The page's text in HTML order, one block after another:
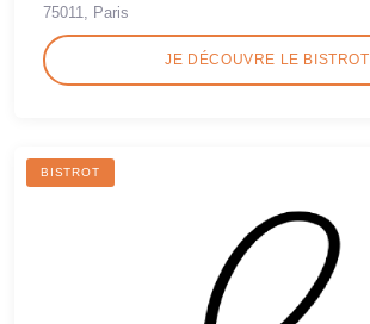
75011, Paris
JE DÉCOUVRE LE BISTROT
BISTROT